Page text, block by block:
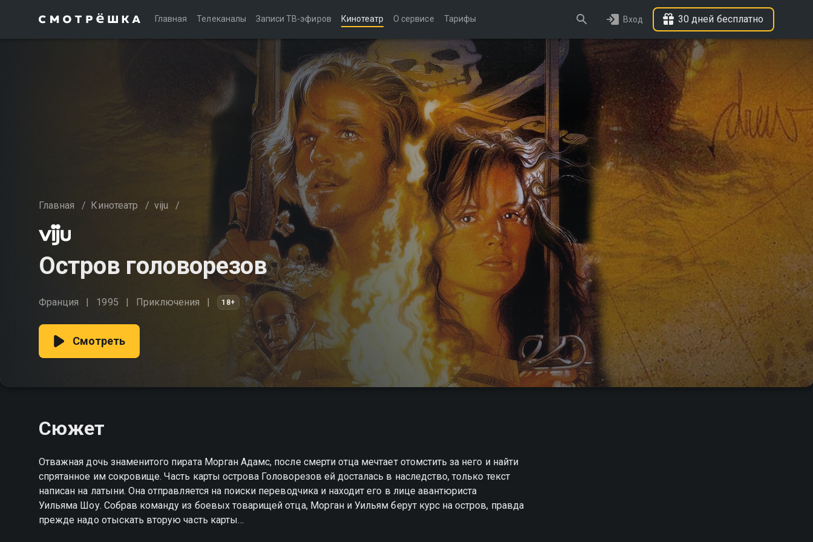
Главная Телеканалы Записи ТВ-эфиров Кинотеатр О сервисе Тарифы Вход 30 дней бесплатно
Главная / Кинотеатр / viju /
Остров головорезов
Франция 1995 Приключения 18+
Смотреть
Сюжет
Отважная дочь знаменитого пирата Морган Адамс, после смерти отца мечтает отомстить за него и найти
спрятанное им сокровище. Часть карты острова Головорезов ей досталась в наследство, только текст
написан на латыни. Она отправляется на поиски переводчика и находит его в лице авантюриста
Уильяма Шоу. Собрав команду из боевых товарищей отца, Морган и Уильям берут курс на остров, правда
прежде надо отыскать вторую часть карты…